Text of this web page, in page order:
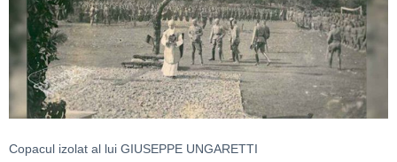
Copacul izolat al lui GIUSEPPE UNGARETTI